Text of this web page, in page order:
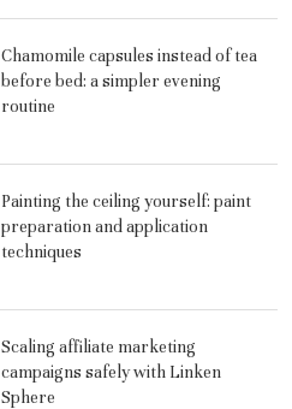
Chamomile capsules instead of tea
before bed: a simpler evening
routine
Painting the ceiling yourself: paint
preparation and application
techniques
Scaling affiliate marketing
campaigns safely with Linken
Sphere